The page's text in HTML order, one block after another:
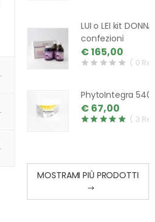
LUI o LEI kit
confezioni
€ 165,00
( 0
PhytoIntegra 540
€ 67,00
( 3
MOSTRAMI PIÙ PRODOTTI